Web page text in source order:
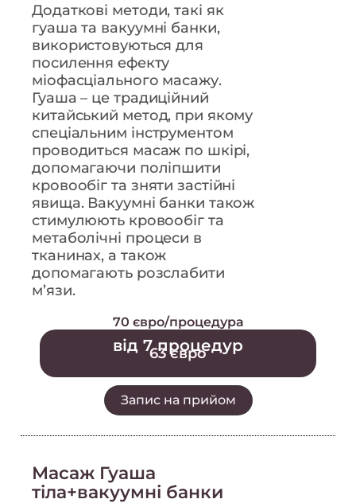
Додаткові методи, такі як
гуаша та вакуумні банки,
використовуються для
посилення ефекту
міофасціального масажу.
Гуаша – це традиційний
китайський метод, при якому
спеціальним інструментом
проводиться масаж по шкірі,
допомагаючи поліпшити
кровообіг та зняти застійні
явища. Вакуумні банки також
стимулюють кровообіг та
метаболічні процеси в
тканинах, а також
допомагають розслабити
м’язи.
70 євро/процедура
від 7 процедур
63 євро
Запис на прийом
Масаж Гуаша
тіла+вакуумні банки